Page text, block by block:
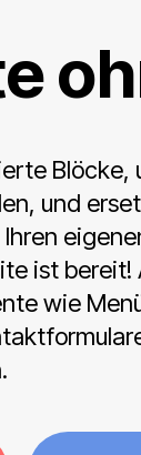
Blöcke,
und
ist bereit!
wie